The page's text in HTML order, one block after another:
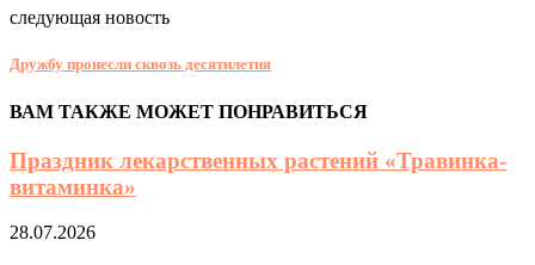
следующая новость
Дружбу пронесли сквозь десятилетия
ВАМ ТАКЖЕ МОЖЕТ ПОНРАВИТЬСЯ
Праздник лекарственных растений «Травинка-
витаминка»
28.07.2026